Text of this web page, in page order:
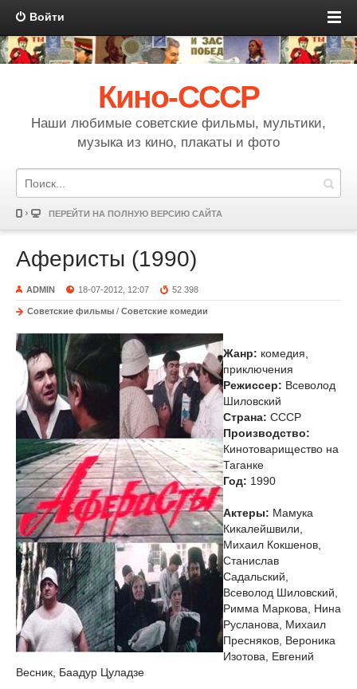
Войти
Кино-СССР
Наши любимые советские фильмы, мультики,
музыка из кино, плакаты и фото
ПЕРЕЙТИ НА ПОЛНУЮ ВЕРСИЮ САЙТА
Аферисты (1990)
ADMIN 18-07-2012, 12:07 52 398
Советские фильмы / Советские комедии
Жанр: комедия,
приключения
Режиссер: Всеволод
Шиловский
Страна: СССР
Производство:
Кинотоварищество на
Таганке
Год: 1990
Актеры: Мамука
Кикалейшвили,
Михаил Кокшенов,
Станислав
Садальский,
Всеволод Шиловский,
Римма Маркова, Нина
Русланова, Михаил
Пресняков, Вероника
Изотова, Евгений
Весник, Баадур Цуладзе